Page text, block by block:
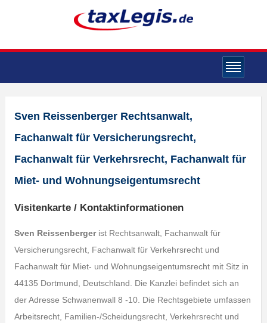
Sven Reissenberger Rechtsanwalt,
Fachanwalt für Versicherungsrecht,
Fachanwalt für Verkehrsrecht, Fachanwalt für
Miet- und Wohnungseigentumsrecht
Visitenkarte / Kontaktinformationen
Sven Reissenbergerist Rechtsanwalt, Fachanwalt für
Versicherungsrecht, Fachanwalt für Verkehrsrecht und
Fachanwalt für Miet- und Wohnungseigentumsrecht mit Sitz in
44135 Dortmund, Deutschland. Die Kanzlei befindet sich an
der Adresse Schwanenwall 8 -10. Die Rechtsgebiete umfassen
Arbeitsrecht, Familien-/Scheidungsrecht, Verkehrsrecht und